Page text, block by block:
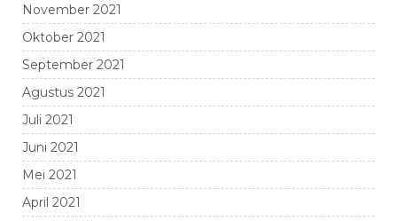
November 2021
Oktober 2021
September 2021
Agustus 2021
Juli 2021
Juni 2021
Mei 2021
April 2021